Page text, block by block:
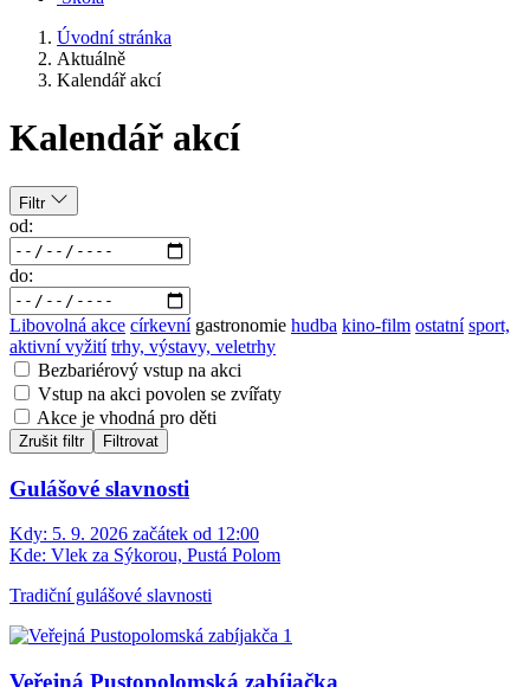
Úvodní stránka
Aktuálně
Kalendář akcí
Kalendář akcí
Filtr
od:
do:
Libovolná akce církevní gastronomie hudba kino-film ostatní sport,
aktivní vyžití trhy, výstavy, veletrhy
Bezbariérový vstup na akci
Vstup na akci povolen se zvířaty
Akce je vhodná pro děti
Zrušit filtr Filtrovat
Gulášové slavnosti
Kdy: 5. 9. 2026 začátek od 12:00
Kde: Vlek za Sýkorou, Pustá Polom
Tradiční gulášové slavnosti
Veřejná Pustopolomská zabíjačka